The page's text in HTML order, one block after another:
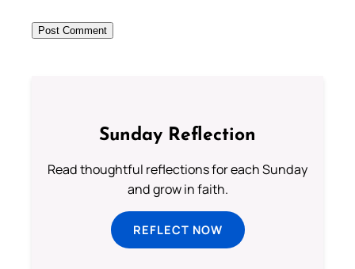
Sunday Reflection
Read thoughtful reflections for each Sunday
and grow in faith.
REFLECT NOW